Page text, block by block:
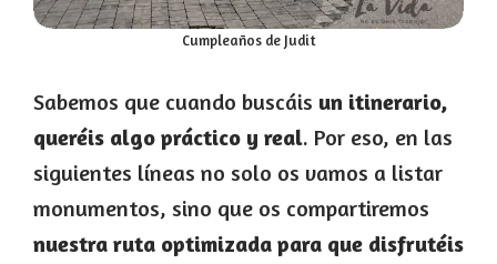
Cumpleaños de Judit
Sabemos que cuando buscáis un itinerario,
queréis algo práctico y real. Por eso, en las
siguientes líneas no solo os vamos a listar
monumentos, sino que os compartiremos
nuestra ruta optimizada para que disfrutéis